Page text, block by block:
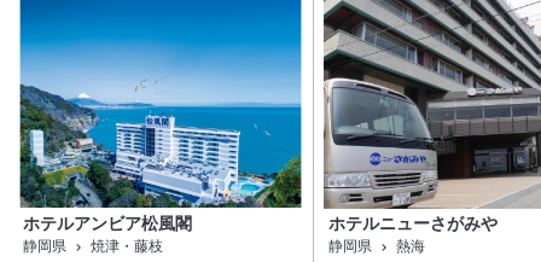
ホテルアンビア松風閣
静岡県
焼津・藤枝
ホテルニューさがみや
静岡県
熱海